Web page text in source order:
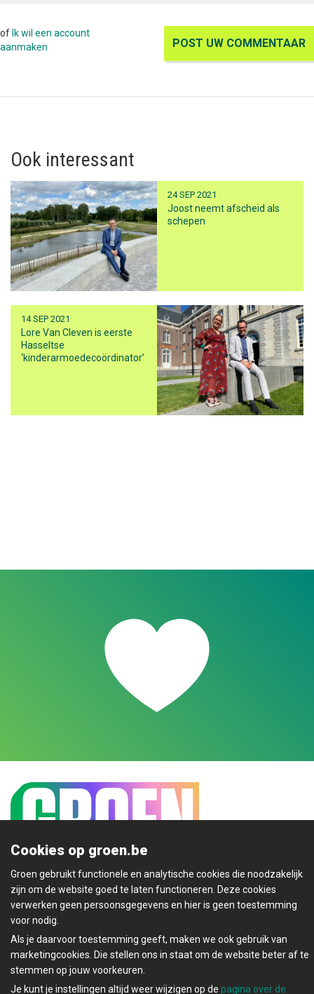
of Ik wil een account
aanmaken
Ook interessant
24 SEP 2021
Joost neemt afscheid als
schepen
14 SEP 2021
Lore Van Cleven is eerste
Hasseltse
‘kinderarmoedecoördinator’
Cookies op groen.be
Groen gebruikt functionele en analytische cookies die noodzakelijk
zijn om de website goed te laten functioneren. Deze cookies
verwerken geen persoonsgegevens en hier is geen toestemming
voor nodig.
Als je daarvoor toestemming geeft, maken we ook gebruik van
marketingcookies. Die stellen ons in staat om de website beter af te
stemmen op jouw voorkeuren.
Je kunt je instellingen altijd weer wijzigen op de pagina over de
Mijn Groen
© Copyright Groen 2026 | Gemaakt met
Gebouwd doorTectonica